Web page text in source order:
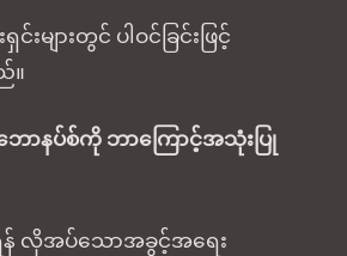
းများတွင် ပါဝင်ခြင်းဖြင့်
။
ဘောနပ်စ်ကို ဘာကြောင့်အသုံးပြု
န် လိုအပ်သောအခွင့်အရေး